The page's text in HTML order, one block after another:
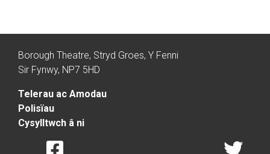
Borough Theatre, Stryd Groes, Y Fenni
Sir Fynwy, NP7 5HD
Telerau ac Amodau
Polisïau
Cysylltwch â ni